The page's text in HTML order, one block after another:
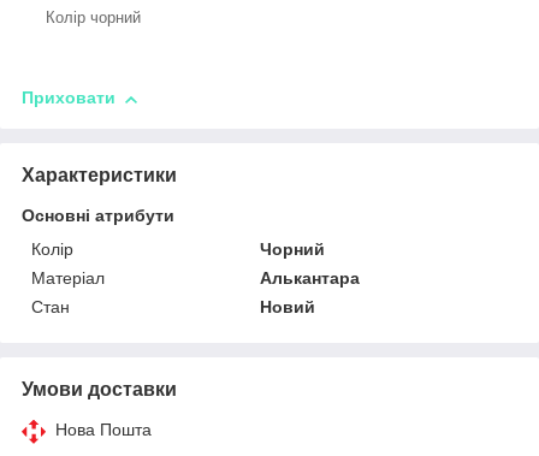
Колір чорний
Приховати
Характеристики
Основні атрибути
Колір
Чорний
Матеріал
Алькантара
Стан
Новий
Умови доставки
Нова Пошта